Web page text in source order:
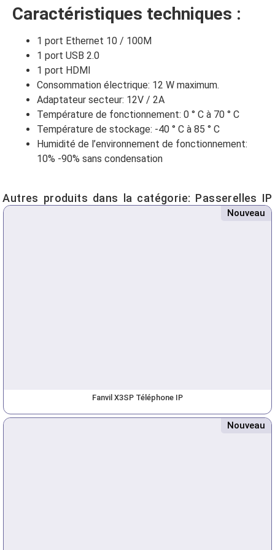
Caractéristiques techniques :
1 port Ethernet 10 / 100M
1 port USB 2.0
1 port HDMI
Consommation électrique: 12 W maximum.
Adaptateur secteur: 12V / 2A
Température de fonctionnement: 0 ° C à 70 ° C
Température de stockage: -40 ° C à 85 ° C
Humidité de l’environnement de fonctionnement:
10% -90% sans condensation
Autres produits dans la catégorie: Passerelles IP
Nouveau
Fanvil X3SP Téléphone IP
Nouveau